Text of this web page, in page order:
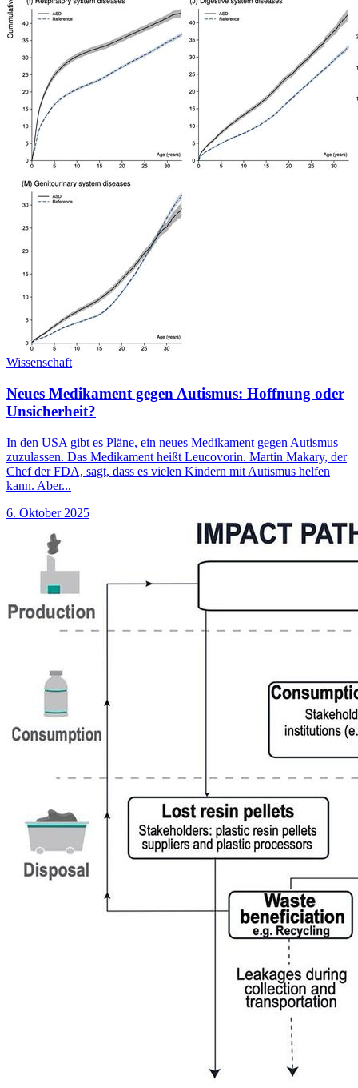
Wissenschaft
Neues Medikament gegen Autismus: Hoffnung oder
Unsicherheit?
In den USA gibt es Pläne, ein neues Medikament gegen Autismus
zuzulassen. Das Medikament heißt Leucovorin. Martin Makary, der
Chef der FDA, sagt, dass es vielen Kindern mit Autismus helfen
kann. Aber...
6. Oktober 2025